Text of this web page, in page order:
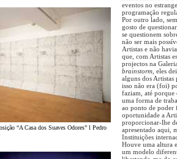
“A Casa dos Suaves Odores” l Pedro
eventos no
programação
Por outro lado,
gosto de
se questionem
não ser mais
Artistas e não
que, com Artistas
projectos na
brainstorm , eles
alguns dos Artistas
isso não era (foi)
faziam, até porque
uma forma de
ao ponto de poder
oportunidade a
proporcionar-lhe
apresentado aqui,
Instituições
Houve uma altura
um modelo